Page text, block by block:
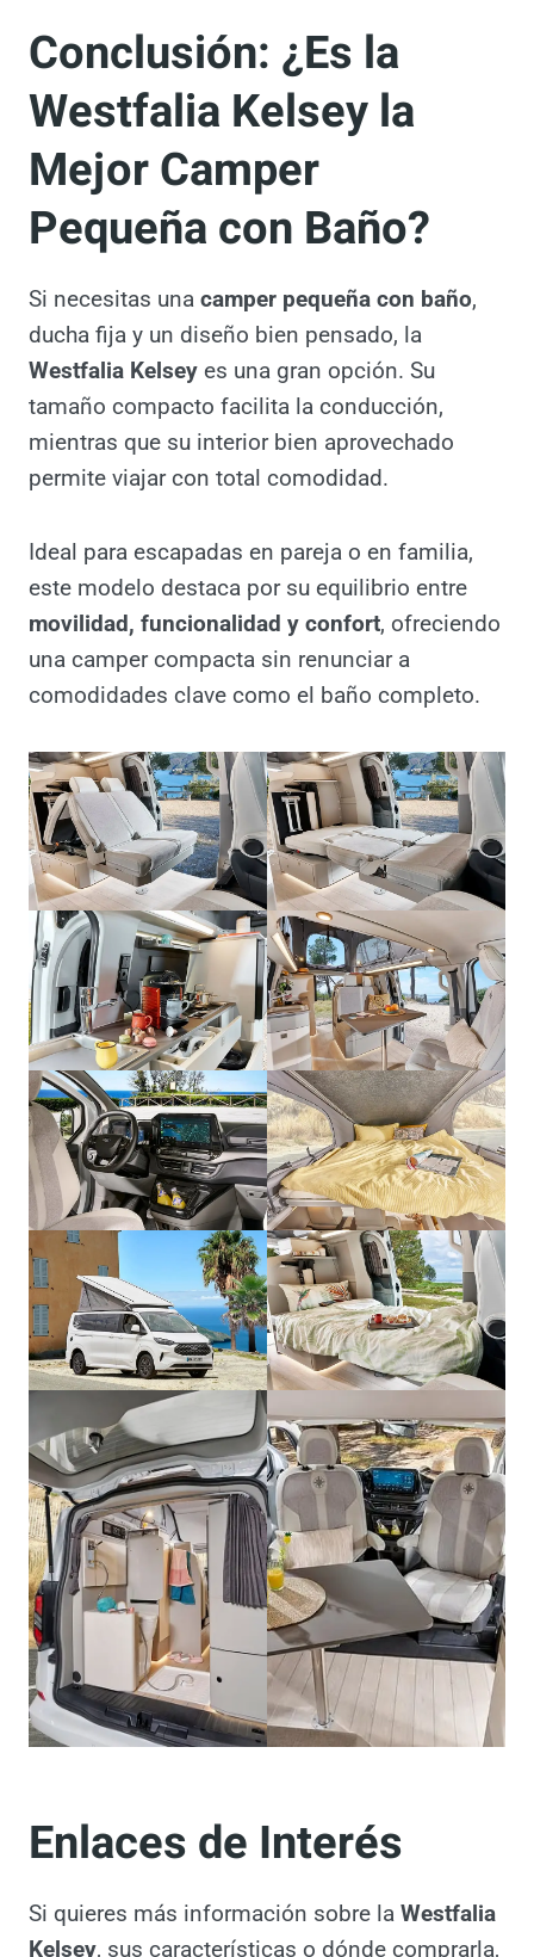
Conclusión: ¿Es la
Westfalia Kelsey la
Mejor Camper
Pequeña con Baño?
ducha fija y un diseño bien pensado, la
Westfalia Kelseyes una gran opción. Su
tamaño compacto facilita la conducción,
mientras que su interior bien aprovechado
permite viajar con total comodidad.
este modelo destaca por su equilibrio entre
movilidad, funcionalidad y confort
ofreciendo una camper compacta sin
renunciar a comodidades clave como el
baño completo.
Enlaces de Interés
Westfalia Kelsey, sus características o dónde